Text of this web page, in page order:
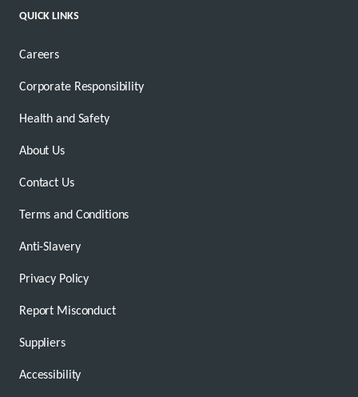
QUICK LINKS
Careers
Corporate Responsibility
Health and Safety
About Us
Contact Us
Terms and Conditions
Anti-Slavery
Privacy Policy
Report Misconduct
Suppliers
Accessibility